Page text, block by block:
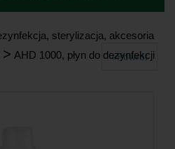
sterylizacja, akcesoria
> AHD 1000, płyn do dezynfekcji
«Powrót